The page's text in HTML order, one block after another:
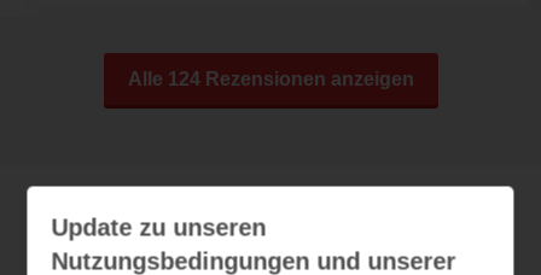
Alle 124 Rezensionen anzeigen
Leseeindrücke
Update zu unseren
Nutzungsbedingungen und unserer